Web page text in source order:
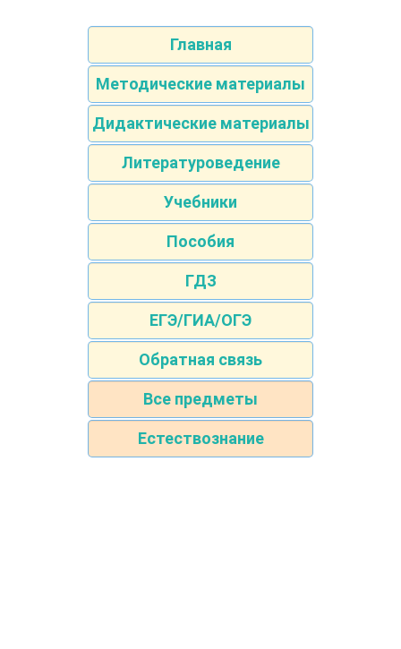
Главная
Методические материалы
Дидактические материалы
Литературоведение
Учебники
Пособия
ГДЗ
ЕГЭ/ГИА/ОГЭ
Обратная связь
Все предметы
Естествознание